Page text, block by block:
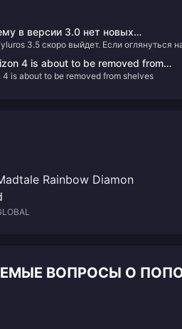
в версии 3.0 нет новых
4 звезды? Проблемы с
то другое?
3.5 скоро выйдет. Если оглянуться
персонажей. Почему так?
4 is about to be removed from
is about to be removed from shelves
Rainbow Diamon
ВОПРОСЫ О